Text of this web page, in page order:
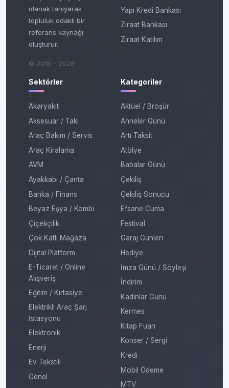
olanak tanıyarak
topluluk odaklı bir
referans kaynağı
oluşturur.
© 2018 - 2026
Yapı Kredi Bankası
Ziraat Bankası
Ziraat Katılım
Sektörler
Akaryakıt
Aksesuar / Takı
Araç Bakım / Servis
Araç Kiralama
AVM
Ayakkabı / Çanta
Banka / Finans
Beyaz Eşya / Kombi
Çiçekçilik
Çok Katlı Mağaza
Dijital Platform
E-Ticaret / Online
Alışveriş
Eğitim / Kırtasiye
Elektrikli Araç Şarj
İstasyonu
Elektronik
Enerji
Ev Tekstili
Genel
Kategoriler
Aktüel / Broşür
Anneler Günü
Artı Taksit
Atölye
Babalar Günü
Çekiliş
Çekiliş Sonucu
Efsane Cuma
Festival
Garaj Günleri
Hediye
İmza Günü / Söyleşi
İndirim
Kadınlar Günü
Kermes
Kitap Fuarı
Konser / Sergi
Kredi
Mobil Ödeme
MTV